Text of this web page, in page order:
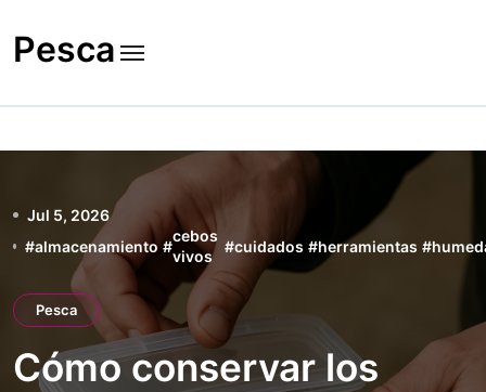
to
content
Pesca
Jul 5, 2026
#almacenamiento #
cebos
vivos
#cuidados #herramientas #
Pesca
Cómo conservar los